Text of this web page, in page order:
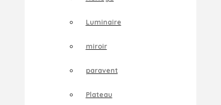
Luminaire
miroir
paravent
Plateau